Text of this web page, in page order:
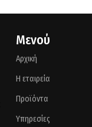
Μενού
Αρχική
Η εταιρεία
Προϊόντα
Υπηρεσίες